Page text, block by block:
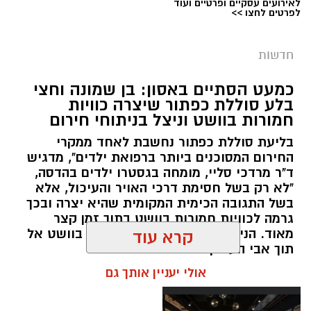
מערכת ירושלים נט / 09:11 06.08.26
הסמים המסוכנים, בוצעו בימים האחרונים שתי
פעילויות ממוקדות, שהובילו למעצר של שלושה
החשודים כסמים מסוכנים, כסף מזומן ואמצעים
נוספים.
בפעילות בלשי תחנת לב הבירה שביצעו חיפוש
ע"פ צו בימ"ש, אותרו שני כלי רכב שעוררו את
חשדם של השוטרים. לאחר מעקב סמוי נעצרו שני
חשודים (27,31) תושבי העיר ירושלים. ובחיפוש בכלי
הרכב נתפסו כ-5.5 ק"ג של חומרים החשודים
כסמים מסוכנים, 15,140 ש"ח במזומן, שבעה
לאירועים עסקיים ופרטיים ועוד
לפרטים לחצו >>
חדשות
כמעט הסתיים באסון: בן שמונה וחצי
בלע סוללת כפתור שיצרה כוויות
חמורות בוושט וניצל בניתוחי חירום
בליעת סוללת כפתור נחשבת לאחד ממקרי
החירום המסוכנים ביותר ברפואת ילדים", מדגיש
ד"ר מרדכי סליי, מומחה בגסטרו ילדים בהדסה,
"לא רק בשל חסימת דרכי האויר והעיכול, אלא
בשל התגובה הכימית המקומית שהיא יצרה ובכך
גרמה לכוויות חמורות בוושט בתוך זמן קצר
מאוד. הניתוח הציל אותו מקרע חמור בוושט אל
תוך אבי העורקים״
קרא עוד
אולי יעניין אותך גם